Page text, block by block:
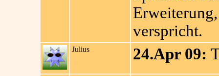
verspricht.
Julius 24.Apr 09: